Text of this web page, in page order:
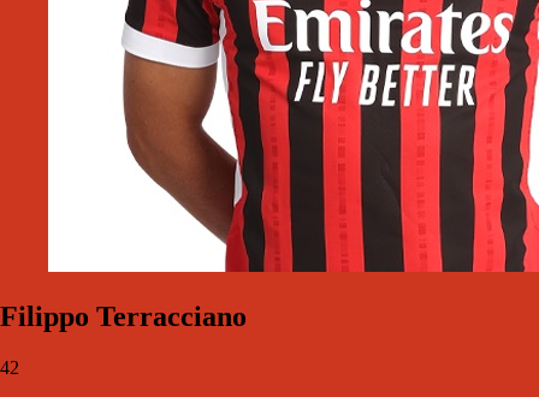
Filippo Terracciano
42